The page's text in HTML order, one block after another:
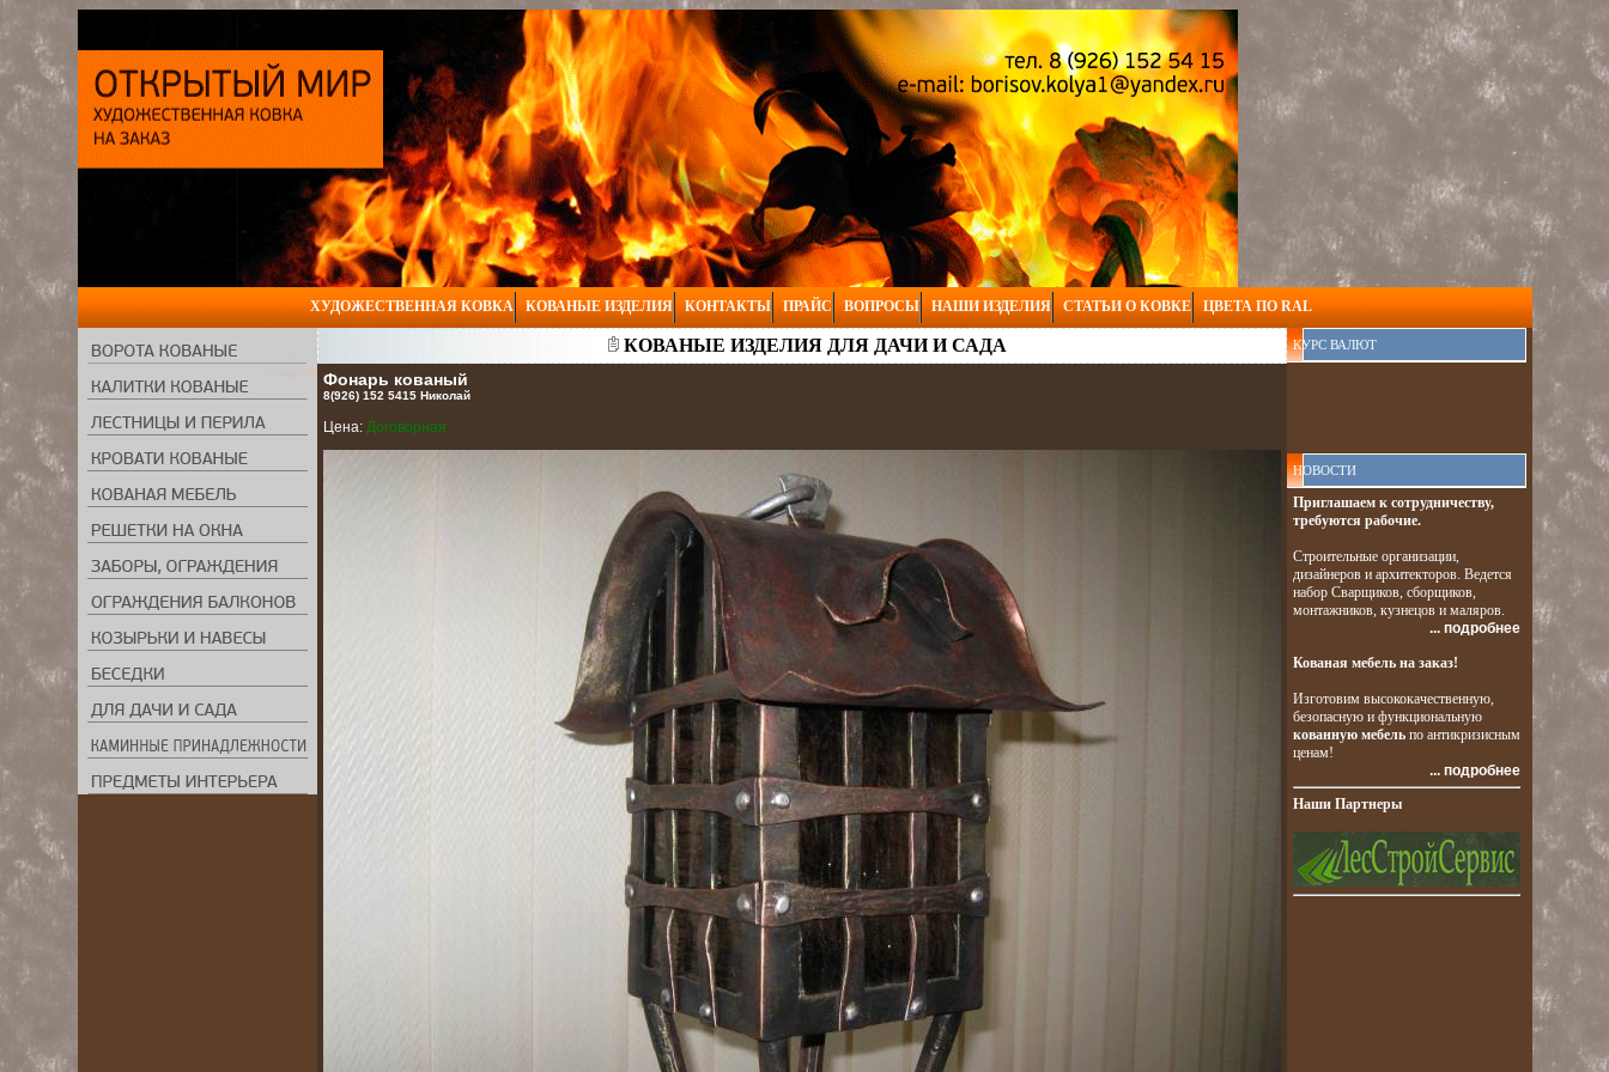
ХУДОЖЕСТВЕННАЯ КОВКА КОВАНЫЕ ИЗДЕЛИЯ КОНТАКТЫ ПРАЙС ВОПРОСЫ НАШИ ИЗДЕЛИЯ СТАТЬИ О КОВКЕ ЦВЕТА ПО RAL
КОВАНЫЕ ИЗДЕЛИЯ ДЛЯ ДАЧИ И САДА
Фонарь кованый
8(926) 152 5415 Николай
Цена:Договорная
КУРС ВАЛЮТ
НОВОСТИ
Приглашаем к сотрудничеству,
требуются рабочие.
Строительные организации,
дизайнеров и архитекторов. Ведется
набор Сварщиков, сборщиков,
монтажников, кузнецов и маляров.
... подробнее
Кованая мебель на заказ!
Изготовим высококачественную,
безопасную и функциональную
кованную мебельпо антикризисным
ценам!
... подробнее
Наши Партнеры